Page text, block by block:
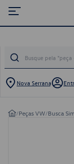
Nova Serrana
/Peças VW/Busca